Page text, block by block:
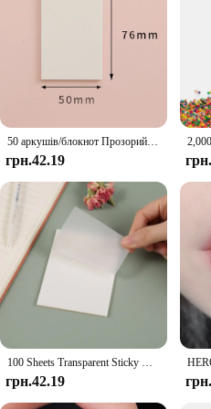
The set's versatility and
used for organizing craft supplies,
and preferences.
50 аркушів/блокнот Прозорий липкий блокнот для нотаток Водонепроникний самоклеючий прозорий нагадування про повідомлення для домашнього офісу Шкільне приладдя
грн.42.19
100 Sheets Transparent Sticky Notes Scrapes Stickers Note Pads Posted it Paper Clear Notepad School Stationery Office Supplies
грн.42.19